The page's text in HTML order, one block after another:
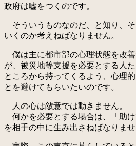
政府は嘘をつくのです。
そういうものなのだ、と知り、
いくのか考えねばなりません。
僕は主に都市部の心理状態を改
が、被災地等支援を必要とする人
ところから持ってくるよう、心理
とを避けてもらいたいのです。
人の心は敵意では動きません。
何かを必要とする場合は、「助
を相手の中に生み出さねばなりませ